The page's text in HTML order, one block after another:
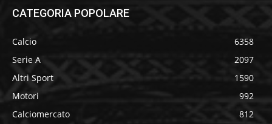
CATEGORIA POPOLARE
Calcio
6358
Serie A
2097
Altri Sport
1590
Motori
992
Calciomercato
812